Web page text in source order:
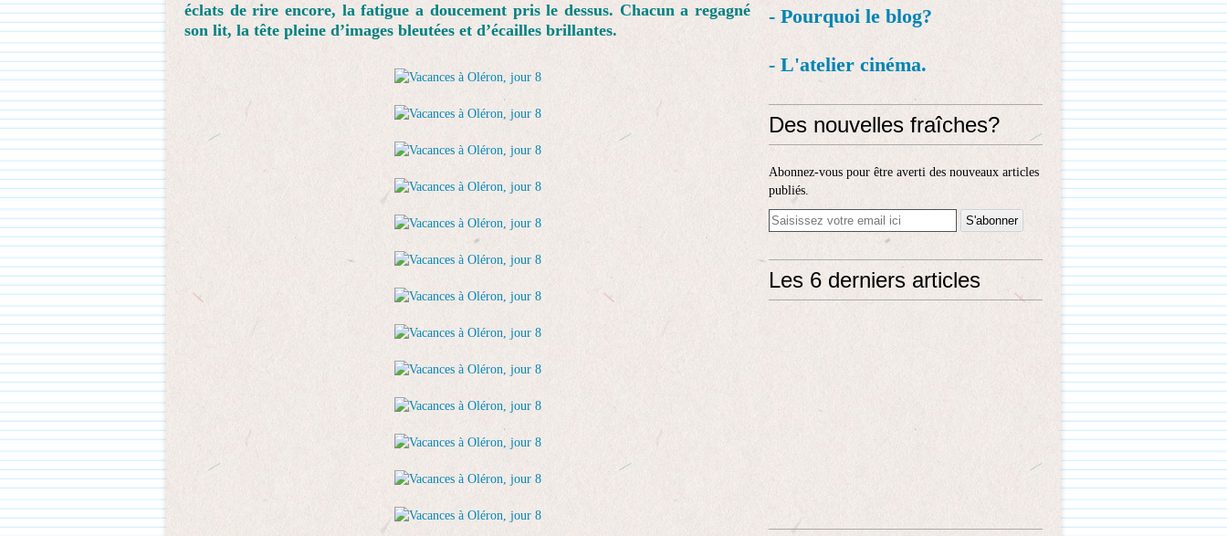
éclats de rire encore, la fatigue a doucement pris le dessus. Chacun a regagné
son lit, la tête pleine d’images bleutées et d’écailles brillantes.
- Pourquoi le blog?
- L'atelier cinéma.
Des nouvelles fraîches?
Abonnez-vous pour être averti des nouveaux articles
publiés.
Les 6 derniers articles